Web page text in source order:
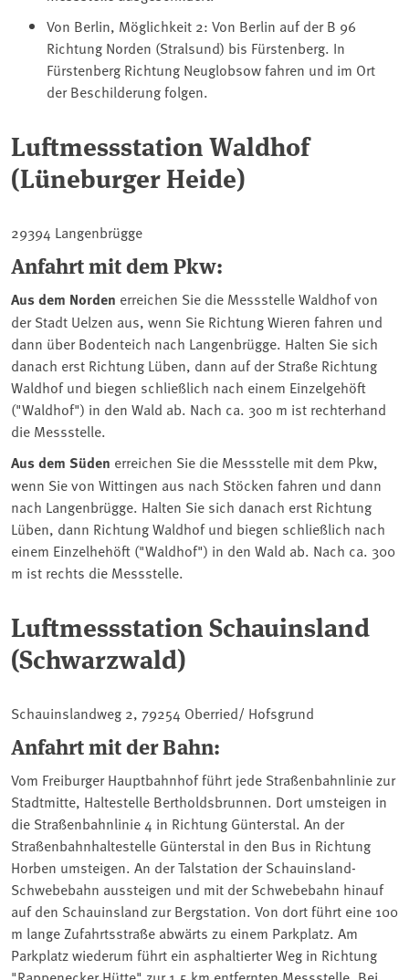
Von Berlin, Möglichkeit 2: Von Berlin auf der B 96
Richtung Norden (Stralsund) bis Fürstenberg. In
Fürstenberg Richtung Neuglobsow fahren und im Ort
der Beschilderung folgen.
Luftmessstation Waldhof
(Lüneburger Heide)
29394 Langenbrügge
Anfahrt mit dem Pkw:
Aus dem Norden erreichen Sie die Messstelle Waldhof von
der Stadt Uelzen aus, wenn Sie Richtung Wieren fahren und
dann über Bodenteich nach Langenbrügge. Halten Sie sich
danach erst Richtung Lüben, dann auf der Straße Richtung
Waldhof und biegen schließlich nach einem Einzelgehöft
("Waldhof") in den Wald ab. Nach ca. 300 m ist rechterhand
die Messstelle.
Aus dem Süden erreichen Sie die Messstelle mit dem Pkw,
wenn Sie von Wittingen aus nach Stöcken fahren und dann
nach Langenbrügge. Halten Sie sich danach erst Richtung
Lüben, dann Richtung Waldhof und biegen schließlich nach
einem Einzelhehöft ("Waldhof") in den Wald ab. Nach ca. 300
m ist rechts die Messstelle.
Luftmessstation Schauinsland
(Schwarzwald)
Schauinslandweg 2, 79254 Oberried/ Hofsgrund
Anfahrt mit der Bahn:
Vom Freiburger Hauptbahnhof führt jede Straßenbahnlinie zur
Stadtmitte, Haltestelle Bertholdsbrunnen. Dort umsteigen in
die Straßenbahnlinie 4 in Richtung Günterstal. An der
Straßenbahnhaltestelle Günterstal in den Bus in Richtung
Horben umsteigen. An der Talstation der Schauinsland-
Schwebebahn aussteigen und mit der Schwebebahn hinauf
auf den Schauinsland zur Bergstation. Von dort führt eine 100
m lange Zufahrtsstraße abwärts zu einem Parkplatz. Am
Parkplatz wiederum führt ein asphaltierter Weg in Richtung